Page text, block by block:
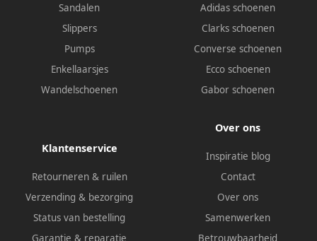
Sandalen
Slippers
Pumps
Enkellaarsjes
Wandelschoenen
Adidas schoenen
Clarks schoenen
Converse schoenen
Ecco schoenen
Gabor schoenen
Klantenservice
Retourneren & ruilen
Verzending & bezorging
Status van bestelling
Garantie & reparatie
Over ons
Inspiratie blog
Contact
Over ons
Samenwerken
Betrouwbaarheid